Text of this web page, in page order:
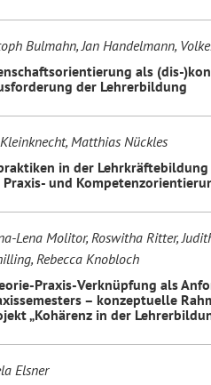
Bulmahn, Jan Handelmann,
als (dis-
der Lehrerbildung
Matthias Nückles
in der
Praxis- und
Lena Molitor, Roswitha Ritter,
Rebecca Knobloch
Praxis-Verknüpfung als
– konzeptuelle
„Kohärenz in der
Elsner